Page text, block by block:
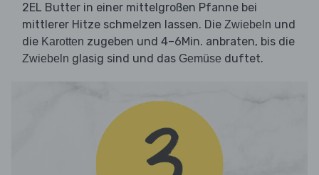
2EL Butter in einer mittelgroßen Pfanne bei
mittlerer Hitze schmelzen lassen. Die Zwiebeln und
die Karotten zugeben und 4–6Min. anbraten, bis die
Zwiebeln glasig sind und das Gemüse duftet.